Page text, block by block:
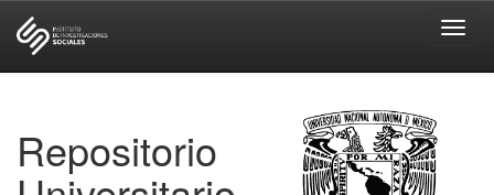
Repositorio